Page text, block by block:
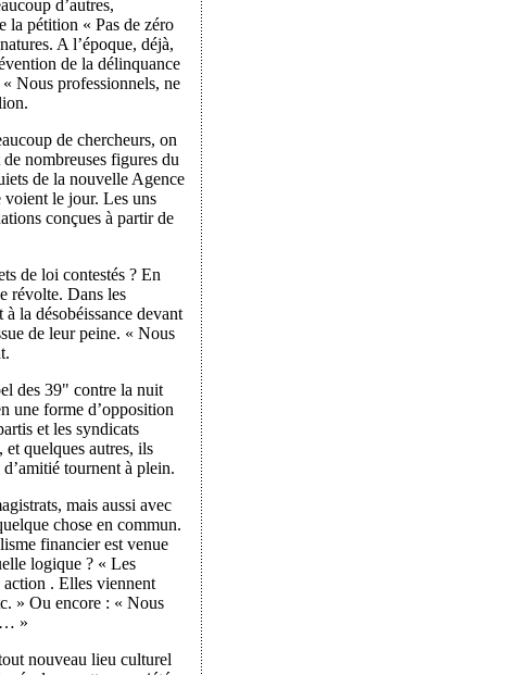
d’autres,
la pétition « Pas de zéro
A l’époque, déjà,
de la délinquance
Nous professionnels, ne
de chercheurs, on
nombreuses figures du
de la nouvelle Agence
voient le jour. Les uns
conçues à partir de
de loi contestés ? En
révolte. Dans les
la désobéissance devant
de leur peine. « Nous
des 39" contre la nuit
une forme d’opposition
et les syndicats
et quelques autres, ils
tournent à plein.
mais aussi avec
chose en commun.
financier est venue
logique ? « Les
. Elles viennent
» Ou encore : « Nous
»
nouveau lieu culturel